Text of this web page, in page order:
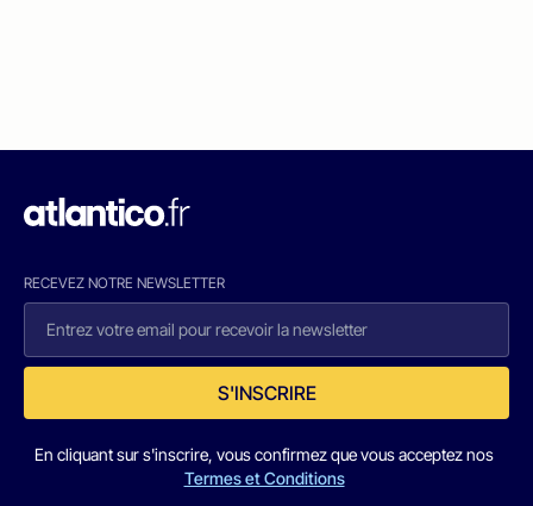
RECEVEZ NOTRE NEWSLETTER
S'INSCRIRE
En cliquant sur s'inscrire, vous confirmez que vous acceptez nos
Termes et Conditions